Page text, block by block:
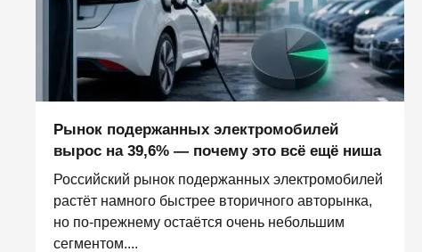
Рынок подержанных электромобилей
вырос на 39,6% — почему это всё ещё ниша
Российский рынок подержанных электромобилей
растёт намного быстрее вторичного авторынка,
но по-прежнему остаётся очень небольшим
сегментом....